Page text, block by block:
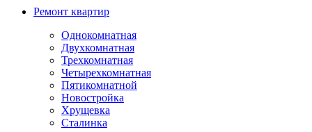
Ремонт квартир
Однокомнатная
Двухкомнатная
Трехкомнатная
Четырехкомнатная
Пятикомнатной
Новостройка
Хрущевка
Сталинка